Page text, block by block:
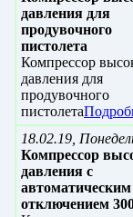
давления для
продувочного
пистолета
Компрессор
давления для
продувочного
пистолета
18.02.19,
Компрессор
давления с
автоматическим
отключением